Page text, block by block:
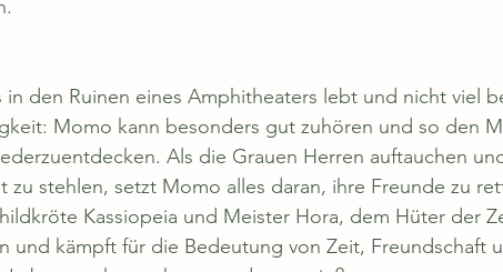
den Ruinen eines Amphitheaters lebt und nicht viel
Momo kann besonders gut zuhören und so den
Als die Grauen Herren auftauchen
zu stehlen, setzt Momo alles daran, ihre Freunde zu
Kassiopeia und Meister Hora, dem Hüter der
und kämpft für die Bedeutung von Zeit, Freundschaft